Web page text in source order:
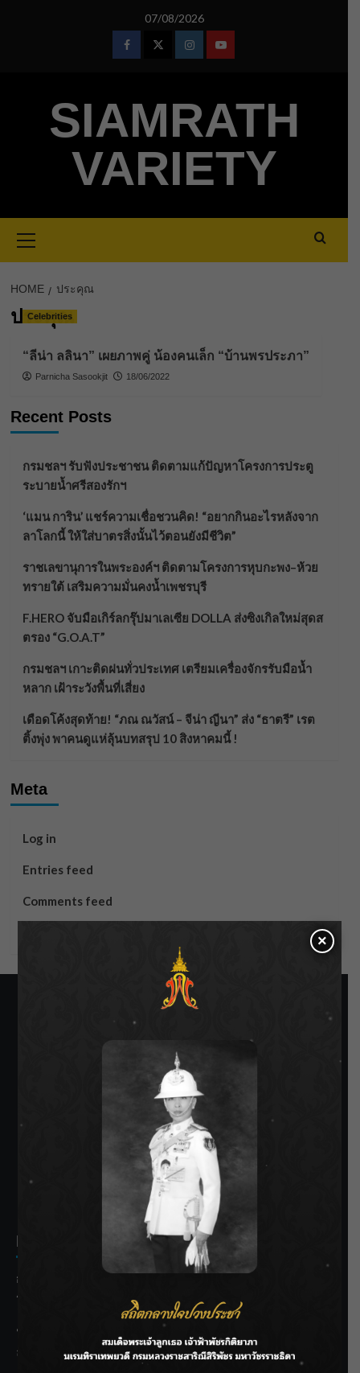
07/08/2026
FacebookTwitterInstagramYoutube
SIAMRATH
VARIETY
Menu
HOME ประคุณ
ประคุณ
Celebrities
“ลีน่า ลลินา” เผยภาพคู่ น้องคนเล็ก “บ้านพรประภา”
Parnicha Sasookjit 18/06/2022
Recent Posts
กรมชลฯ รับฟังประชาชน ติดตามแก้ปัญหาโครงการประตู
ระบายน้ำศรีสองรักฯ
‘แมน การิน’ แชร์ความเชื่อชวนคิด! “อยากกินอะไรหลังจาก
ลาโลกนี้ ให้ใส่บาตรสิ่งนั้นไว้ตอนยังมีชีวิต”
ราชเลขานุการในพระองค์ฯ ติดตามโครงการหุบกะพง–ห้วย
ทรายใต้ เสริมความมั่นคงน้ำเพชรบุรี
F.HERO จับมือเกิร์ลกรุ๊ปมาเลเซีย DOLLA ส่งซิงเกิลใหม่สุดส
ตรอง “G.O.A.T”
กรมชลฯ เกาะติดฝนทั่วประเทศ เตรียมเครื่องจักรรับมือน้ำ
หลาก เฝ้าระวังพื้นที่เสี่ยง
เดือดโค้งสุดท้าย! “ภณ ณวัสน์ – จีน่า ญีนา” ส่ง “ธาตรี” เรต
ติ้งพุ่ง พาคนดูแห่ลุ้นบทสรุป 10 สิงหาคมนี้ !
Meta
Log in
Entries feed
Comments feed
SIAMRATH VARIETY
THE BEST ENTERTAINMENT
Recent Posts
กรมชลฯ รับฟังประชาชน ติดตามแก้ปัญหาโครงการประตู
ระบายน้ำศรีสองรักฯ
‘แมน การิน’ แชร์ความเชื่อชวนคิด! “อยากกินอะไรหลังจาก
ลาโลกนี้ ให้ใส่บาตรสิ่งนั้นไว้ตอนยังมีชีวิต”
×